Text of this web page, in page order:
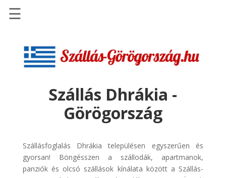
Szállások
Repülőjegy
pénzvisszatérítéssel
Discover
Cars
☰
Szállás Dhrákia -
Görögország
Szállásfoglalás Dhrákia településen egyszerűen és
gyorsan! Böngésszen a szállodák, apartmanok,
panziók és olcsó szállások kínálata között a Szállás-